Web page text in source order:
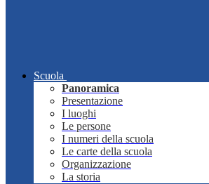
Scuola
Panoramica
Presentazione
I luoghi
Le persone
I numeri della scuola
Le carte della scuola
Organizzazione
La storia